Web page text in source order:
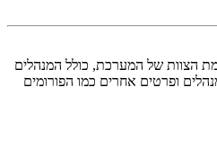
הצוות של המערכת, כולל המנהלים
ופרטים אחרים כמו הפורומים